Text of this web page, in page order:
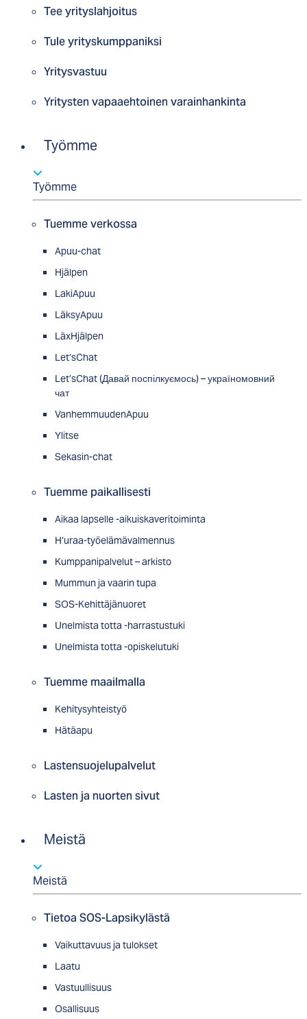
Tee yrityslahjoitus
Tule yrityskumppaniksi
Yritysvastuu
Yritysten vapaaehtoinen varainhankinta
Työmme
Työmme
Tuemme verkossa
Apuu-chat
Hjälpen
LakiApuu
LäksyApuu
LäxHjälpen
Let’sChat
Let’sChat (Давай поспілкуємось) – україномовний
чат
VanhemmuudenApuu
Ylitse
Sekasin-chat
Tuemme paikallisesti
Aikaa lapselle -aikuiskaveritoiminta
H’uraa-työelämävalmennus
Kumppanipalvelut – arkisto
Mummun ja vaarin tupa
SOS-Kehittäjänuoret
Unelmista totta -harrastustuki
Unelmista totta -opiskelutuki
Tuemme maailmalla
Kehitysyhteistyö
Hätäapu
Lastensuojelupalvelut
Lasten ja nuorten sivut
Meistä
Meistä
Tietoa SOS-Lapsikylästä
Vaikuttavuus ja tulokset
Laatu
Vastuullisuus
Osallisuus